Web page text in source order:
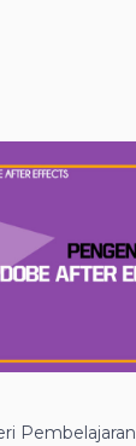
Pembelajaran